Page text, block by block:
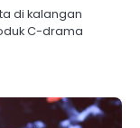
di kalangan
C-drama